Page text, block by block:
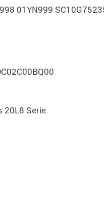
01YN999
20L8 Serie